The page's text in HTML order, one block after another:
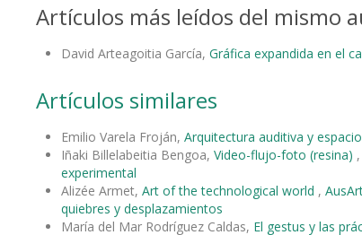
Artículos más leídos del mismo
David Arteagoitia García, Gráfica expandida en el
Artículos similares
Emilio Varela Froján, Arquitectura auditiva y
Iñaki Billelabeitia Bengoa, Video-flujo-foto (resina) ,
experimental
Alizée Armet, Art of the technological world ,
quiebres y desplazamientos
María del Mar Rodríguez Caldas, El gestus y las